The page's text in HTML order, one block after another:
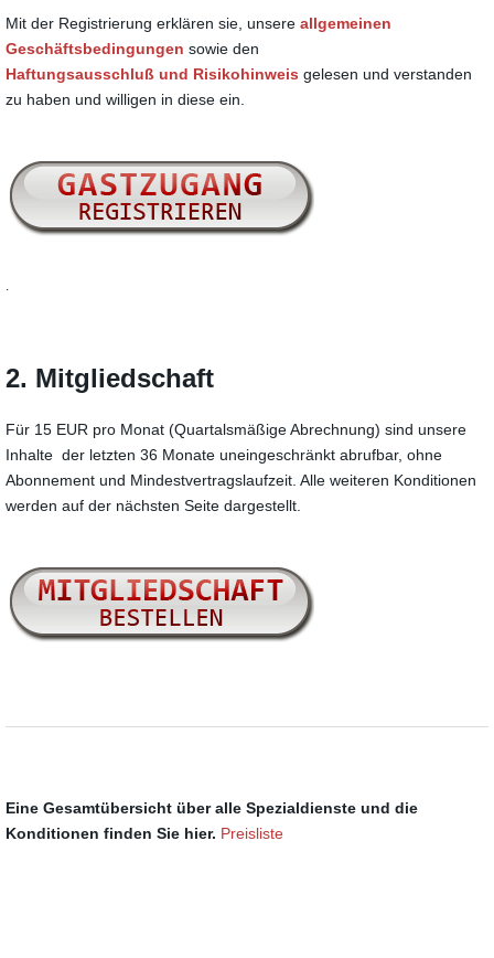
Mit der Registrierung erklären sie, unsere allgemeinen
Geschäftsbedingungen sowie den
Haftungsausschluß und Risikohinweis gelesen und verstanden
zu haben und willigen in diese ein.
.
2. Mitgliedschaft
Für 15 EUR pro Monat (Quartalsmäßige Abrechnung) sind unsere
Inhalte der letzten 36 Monate uneingeschränkt abrufbar, ohne
Abonnement und Mindestvertragslaufzeit. Alle weiteren Konditionen
werden auf der nächsten Seite dargestellt.
Eine Gesamtübersicht über alle Spezialdienste und die
Konditionen finden Sie hier. Preisliste